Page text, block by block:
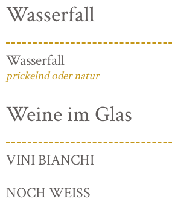
Wasserfall
Wasserfall
prickelnd oder natur
Weine im Glas
VINI BIANCHI
NOCH WEISS